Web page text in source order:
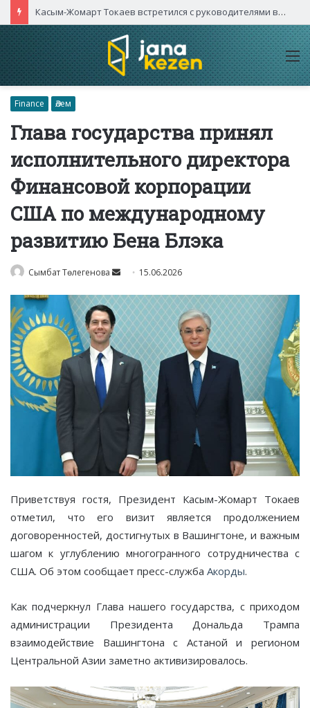
Касым-Жомарт Токаев встретился с руководителями высокотехнологичных компаний Китая
Finance Әлем
Глава государства принял
исполнительного директора
Финансовой корпорации
США по международному
развитию Бена Блэка
Сымбат Төлегенова
Send
email
15.06.2026
Приветствуя гостя, Президент Касым-Жомарт Токаев
отметил, что его визит является продолжением
договоренностей, достигнутых в Вашингтоне, и важным
шагом к углублению многогранного сотрудничества с
США. Об этом сообщает пресс-служба Акорды.
Как подчеркнул Глава нашего государства, с приходом
администрации Президента Дональда Трампа
взаимодействие Вашингтона с Астаной и регионом
Центральной Азии заметно активизировалось.